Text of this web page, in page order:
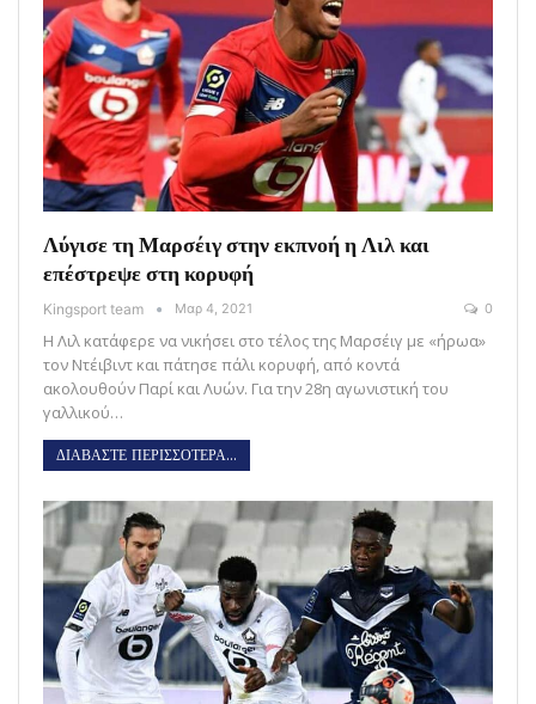
Λύγισε τη Μαρσέιγ στην εκπνοή η Λιλ και
επέστρεψε στη κορυφή
Kingsport team Μαρ 4, 2021 0
Η Λιλ κατάφερε να νικήσει στο τέλος της Μαρσέιγ με «ήρωα»
τον Ντέιβιντ και πάτησε πάλι κορυφή, από κοντά
ακολουθούν Παρί και Λυών. Για την 28η αγωνιστική του
γαλλικού…
ΔΙΑΒΑΣΤΕ ΠΕΡΙΣΣΟΤΕΡΑ...